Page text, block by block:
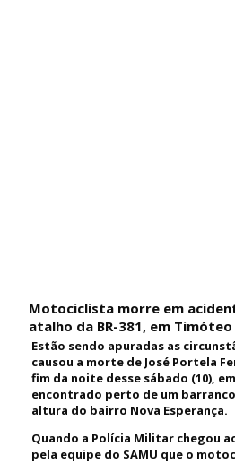
Motociclista morre em
atalho da BR-381, em Timóteo
Estão sendo apuradas as
causou a morte de José Portela
fim da noite desse sábado (10),
encontrado perto de um
altura do bairro Nova Esperança.
Quando a Polícia Militar chegou
pela equipe do SAMU que o